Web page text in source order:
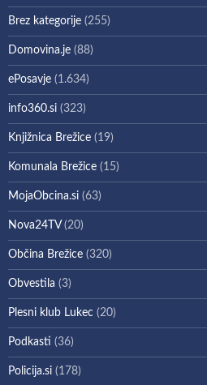
Brez kategorije (255)
Domovina.je (88)
ePosavje (1.634)
info360.si (323)
Knjižnica Brežice (19)
Komunala Brežice (15)
MojaObcina.si (63)
Nova24TV(20)
Občina Brežice (320)
Obvestila (3)
Plesni klub Lukec (20)
Podkasti (36)
Policija.si (178)